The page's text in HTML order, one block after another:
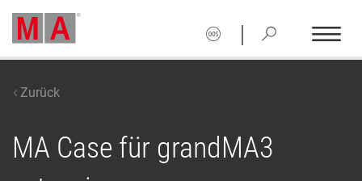
|
Zurück
MA Case für grandMA3